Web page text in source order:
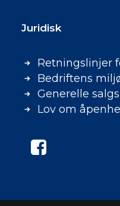
Juridisk
Retningslinjer
Bedriftens
Generelle
Lov om